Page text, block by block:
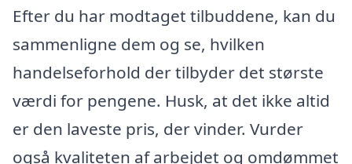
Efter du har modtaget tilbuddene, kan du
sammenligne dem og se, hvilken
handelseforhold der tilbyder det største
værdi for pengene. Husk, at det ikke altid
er den laveste pris, der vinder. Vurder
også kvaliteten af arbejdet og omdømmet